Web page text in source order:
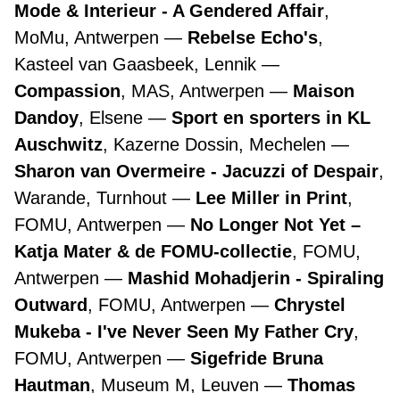
Mode & Interieur - A Gendered Affair,
MoMu, Antwerpen
Rebelse Echo's,
Kasteel van Gaasbeek, Lennik
Compassion, MAS, Antwerpen
Maison
Dandoy, Elsene
Sport en sporters in KL
Auschwitz, Kazerne Dossin, Mechelen
Sharon van Overmeire - Jacuzzi of Despair,
Warande, Turnhout
Lee Miller in Print,
FOMU, Antwerpen
No Longer Not Yet –
Katja Mater & de FOMU-collectie, FOMU,
Antwerpen
Mashid Mohadjerin - Spiraling
Outward, FOMU, Antwerpen
Chrystel
Mukeba - I've Never Seen My Father Cry,
FOMU, Antwerpen
Sigefride Bruna
Hautman, Museum M, Leuven
Thomas